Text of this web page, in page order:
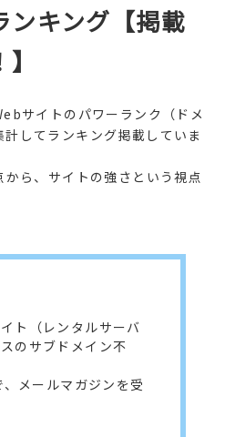
ンキング【掲載
サイトのパワーランク（ドメ
してランキング掲載していま
ら、サイトの強さという視点
ト（レンタルサーバ
のサブドメイン不
メールマガジンを受